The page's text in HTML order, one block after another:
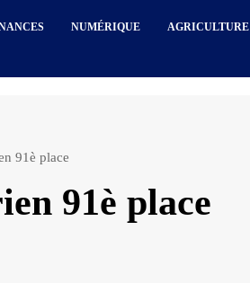
NUMÉRIQUE AGRICULTURE
91è place
91è place